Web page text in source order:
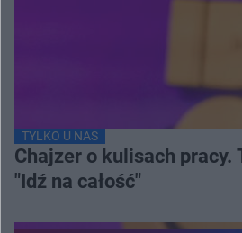
TYLKO U NAS
Chajzer o kulisach pracy.
"Idź na całość"